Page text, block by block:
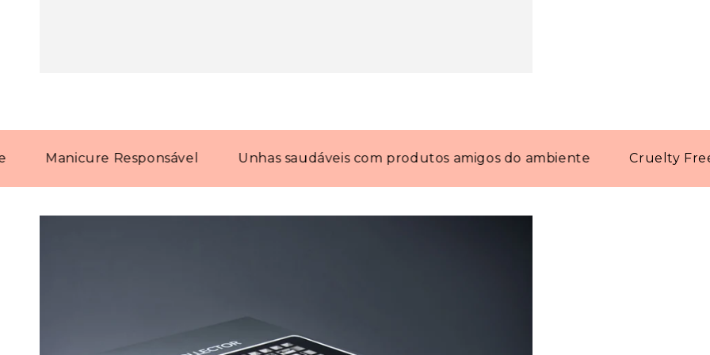
Manicure Responsável Unhas saudáveis com produtos amigos do ambiente Cruelty Free